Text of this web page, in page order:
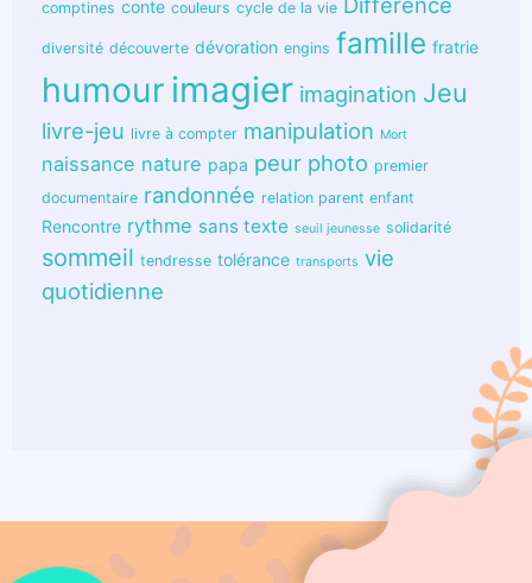
comptines conte couleurs cycle de la vie
diversité découverte dévoration engins famille fratrie
humour imagier imagination Jeu
livre-jeu livre à compter manipulation Mort
naissance nature papa peur photo premier
documentaire randonnée relation parent enfant
Rencontre rythme sans texte seuil jeunesse solidarité
sommeil tendresse tolérance transports vie
quotidienne